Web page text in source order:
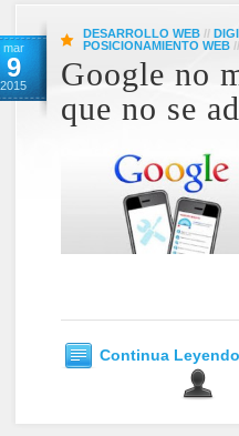
mar
9
2015
DESARROLLO WEB //
POSICIONAMIENTO WEB //
Google no
que no se
Continua